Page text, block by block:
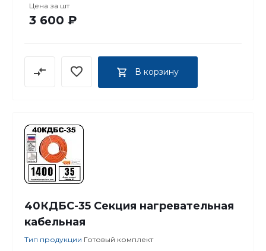
Цена за шт
3 600 ₽
В корзину
40КДБС-35 Секция нагревательная
кабельная
Тип продукции Готовый комплект